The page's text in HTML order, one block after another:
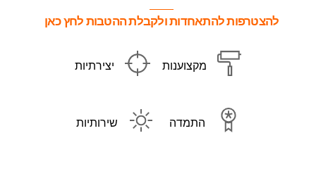
Top
להצטרפות להתאחדות ולקבלת ההטבות לחץ כאן
מקצוענות יצירתיות
התמדה שירותיות